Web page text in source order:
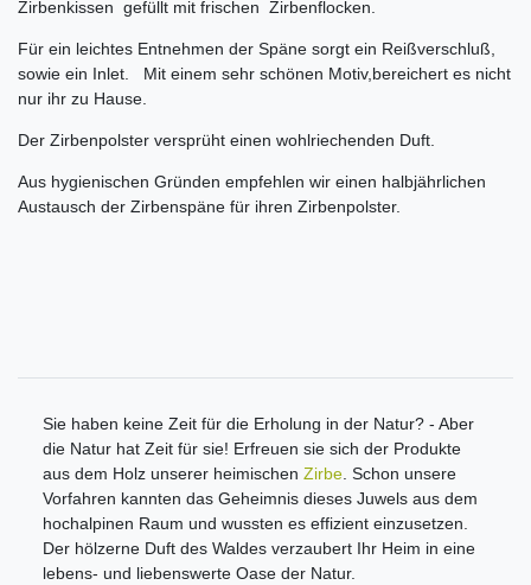
Zirbenkissen gefüllt mit frischen Zirbenflocken.
Für ein leichtes Entnehmen der Späne sorgt ein Reißverschluß,
sowie ein Inlet. Mit einem sehr schönen Motiv,bereichert es nicht
nur ihr zu Hause.
Der Zirbenpolster versprüht einen wohlriechenden Duft.
Aus hygienischen Gründen empfehlen wir einen halbjährlichen
Austausch der Zirbenspäne für ihren Zirbenpolster.
Sie haben keine Zeit für die Erholung in der Natur? - Aber
die Natur hat Zeit für sie! Erfreuen sie sich der Produkte
aus dem Holz unserer heimischen Zirbe. Schon unsere
Vorfahren kannten das Geheimnis dieses Juwels aus dem
hochalpinen Raum und wussten es effizient einzusetzen.
Der hölzerne Duft des Waldes verzaubert Ihr Heim in eine
lebens- und liebenswerte Oase der Natur.